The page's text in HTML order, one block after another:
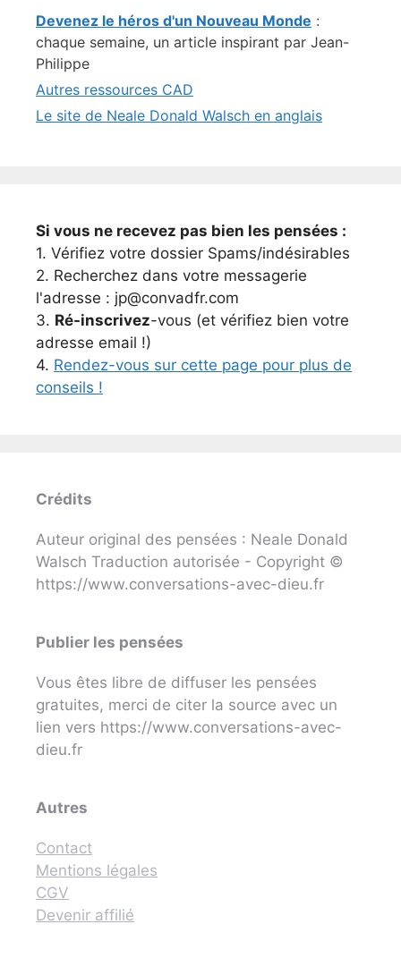
Devenez le héros d'un Nouveau Monde :
chaque semaine, un article inspirant par Jean-
Philippe
Autres ressources CAD
Le site de Neale Donald Walsch en anglais
Si vous ne recevez pas bien les pensées :
1. Vérifiez votre dossier Spams/indésirables
2. Recherchez dans votre messagerie
l'adresse : jp@convadfr.com
3. Ré-inscrivez-vous (et vérifiez bien votre
adresse email !)
4. Rendez-vous sur cette page pour plus de
conseils !
Crédits
Auteur original des pensées : Neale Donald
Walsch Traduction autorisée - Copyright ©
https://www.conversations-avec-dieu.fr
Publier les pensées
Vous êtes libre de diffuser les pensées
gratuites, merci de citer la source avec un
lien vers https://www.conversations-avec-
dieu.fr
Autres
Contact
Mentions légales
CGV
Devenir affilié